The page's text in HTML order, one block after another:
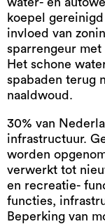
koepel
invloed van
sparrengeur
Het schone
spabaden terug
naaldwoud.
30% van
infrastructuur.
worden
verwerkt tot
en recreatie-
functies,
Beperking van